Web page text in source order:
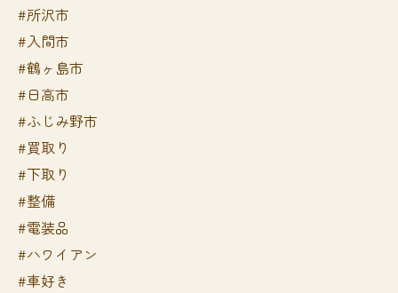
#所沢市
#入間市
#鶴ヶ島市
#日高市
#ふじみ野市
#買取り
#下取り
#整備
#電装品
#ハワイアン
#車好き